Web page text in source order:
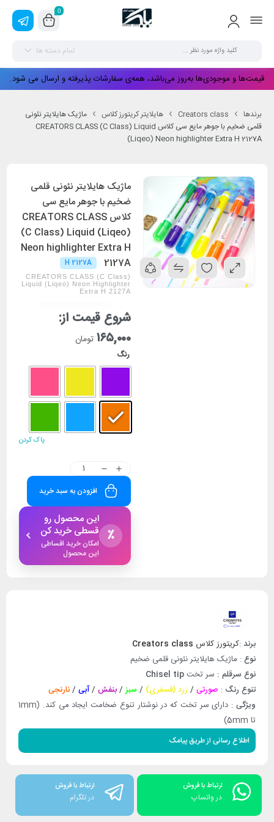
0
تمام دسته ها
قیمت‌ها و موجودی‌ها به‌روز می‌باشد، همه‌ی سفارشات پذیرفته و ارسال می شود.
برندها Creators class هایلایتر کریتورز کلاس
ماژیک هایلایتر نئونی
قلمی ضخیم با جوهر مایع سی کلاس CREATORS CLASS (C Class) Liquid
(Liqeo) Neon highlighter Extra H 2127A
ماژیک هایلایتر نئونی قلمی
ضخیم با جوهر مایع سی
کلاس CREATORS CLASS
(C Class) Liquid (Liqeo)
Neon highlighter Extra H
2127A
H 2127A
CREATORS CLASS (C Class)
Liquid (Liqeo) Neon Highlighter
Extra H 2127A
شروع قیمت از:
۱۶۵,۰۰۰ تومان
رنگ
پاک کردن
افزودن به سبد خرید
٪
این محصول رو
قسطی خرید کن
امکان خرید اقساطی
این محصول
برند:کریتورز کلاس
نوع: ماژیک هایلایتر نئونی قلمی ضخیم
نوع سرقلم : سر تخت Chisel tip
تنوع رنگ : صورتی / زرد (فسفری) / سبز/بنفش /آبی /نارنجی
ویژگی
: دارای سر تخت که در نوشتار تنوع ضخامت ایجاد می کند. (1mm
تا 5mm)
اطلاع رسانی از طریق پیامک
ارتباط با فروش
در واتساپ
ارتباط با فروش
در تلگرام